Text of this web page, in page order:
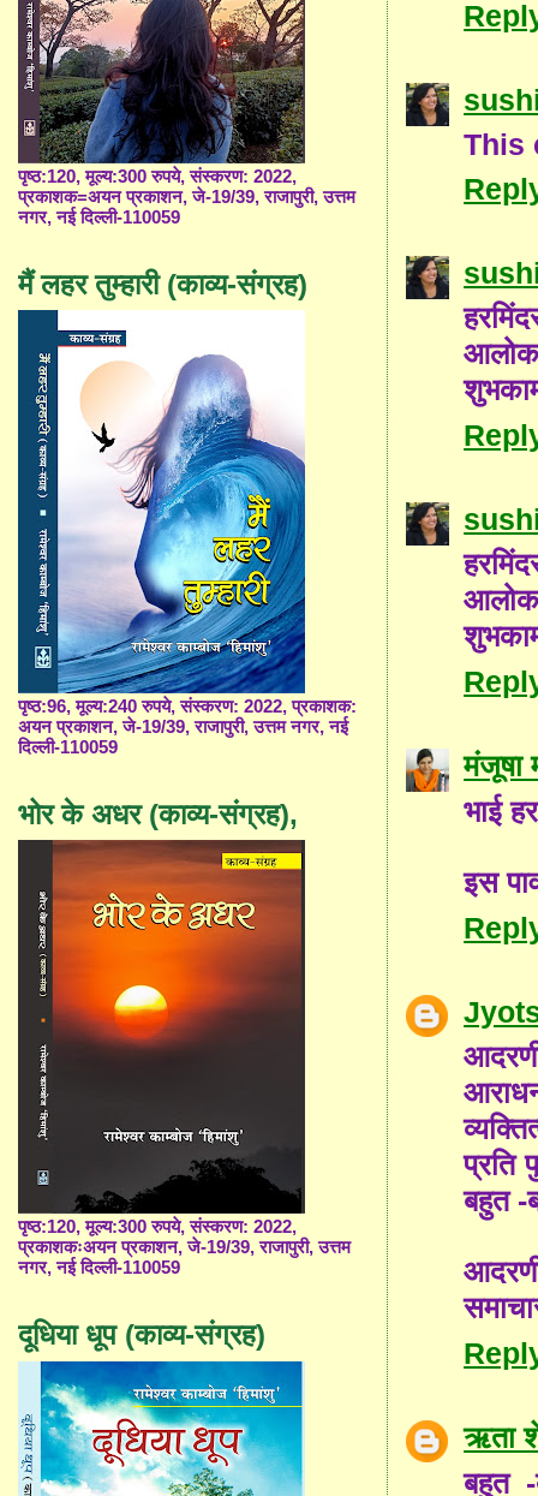
This
मंजूषा
भाई
इस
प्रति
बहुत -
ऋता
बहुत -
पृष्ठ:120, मूल्य:300 रुपये, संस्करण: 2022,
प्रकाशक=अयन प्रकाशन, जे-19/39, राजापुरी, उत्तम
नगर, नई दिल्ली-110059
मैं लहर तुम्हारी (काव्य-संग्रह)
पृष्ठ:96, मूल्य:240 रुपये, संस्करण: 2022, प्रकाशक:
अयन प्रकाशन, जे-19/39, राजापुरी, उत्तम नगर, नई
दिल्ली-110059
भोर के अधर (काव्य-संग्रह),
पृष्ठ:120, मूल्य:300 रुपये, संस्करण: 2022,
प्रकाशकःअयन प्रकाशन, जे-19/39, राजापुरी, उत्तम
नगर, नई दिल्ली-110059
दूधिया धूप (काव्य-संग्रह)